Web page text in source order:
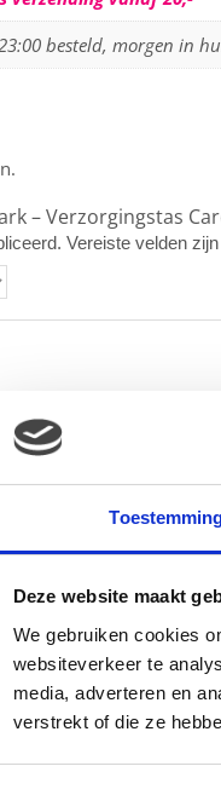
Deze website maakt
We gebruiken cookies
websiteverkeer te
media, adverteren en
verstrekt of die ze
besteld, morgen in
– Verzorgingstas
Vereiste velden